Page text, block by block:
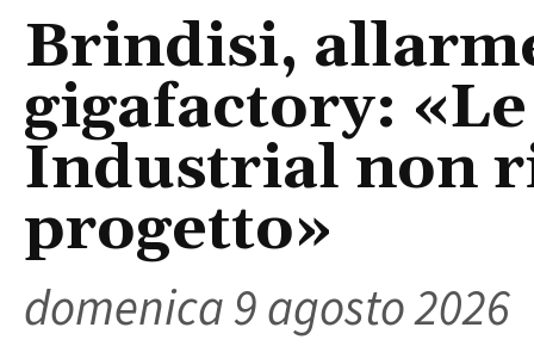
Brindisi,
gigafactory:
Industrial non
progetto»
domenica 9 agosto 2026